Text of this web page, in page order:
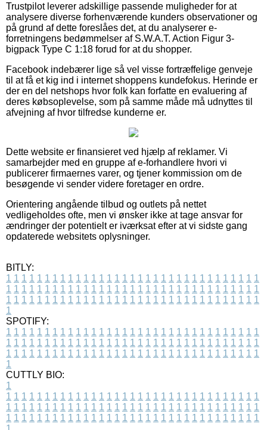
Trustpilot leverer adskillige passende muligheder for at
analysere diverse forhenværende kunders observationer og
på grund af dette foreslåes det, at du analyserer e-
forretningens bedømmelser af S.W.A.T. Action Figur 3-
bigpack Type C 1:18 forud for at du shopper.
Facebook indebærer lige så vel visse fortræffelige genveje
til at få et kig ind i internet shoppens kundefokus. Herinde er
der en del netshops hvor folk kan forfatte en evaluering af
deres købsoplevelse, som på samme måde må udnyttes til
afvejning af hvor tilfredse kunderne er.
Dette website er finansieret ved hjælp af reklamer. Vi
samarbejder med en gruppe af e-forhandlere hvori vi
publicerer firmaernes varer, og tjener kommission om de
besøgende vi sender videre foretager en ordre.
Orientering angående tilbud og outlets på nettet
vedligeholdes ofte, men vi ønsker ikke at tage ansvar for
ændringer der potentielt er iværksat efter at vi sidste gang
opdaterede websitets oplysninger.
BITLY:
1 1 1 1 1 1 1 1 1 1 1 1 1 1 1 1 1 1 1 1 1 1 1 1 1 1 1 1 1 1 1 1 1
1 1 1 1 1 1 1 1 1 1 1 1 1 1 1 1 1 1 1 1 1 1 1 1 1 1 1 1 1 1 1 1 1
1 1 1 1 1 1 1 1 1 1 1 1 1 1 1 1 1 1 1 1 1 1 1 1 1 1 1 1 1 1 1 1 1
1
SPOTIFY:
1 1 1 1 1 1 1 1 1 1 1 1 1 1 1 1 1 1 1 1 1 1 1 1 1 1 1 1 1 1 1 1 1
1 1 1 1 1 1 1 1 1 1 1 1 1 1 1 1 1 1 1 1 1 1 1 1 1 1 1 1 1 1 1 1 1
1 1 1 1 1 1 1 1 1 1 1 1 1 1 1 1 1 1 1 1 1 1 1 1 1 1 1 1 1 1 1 1 1
1
CUTTLY BIO:
1
1 1 1 1 1 1 1 1 1 1 1 1 1 1 1 1 1 1 1 1 1 1 1 1 1 1 1 1 1 1 1 1 1
1 1 1 1 1 1 1 1 1 1 1 1 1 1 1 1 1 1 1 1 1 1 1 1 1 1 1 1 1 1 1 1 1
1 1 1 1 1 1 1 1 1 1 1 1 1 1 1 1 1 1 1 1 1 1 1 1 1 1 1 1 1 1 1 1 1